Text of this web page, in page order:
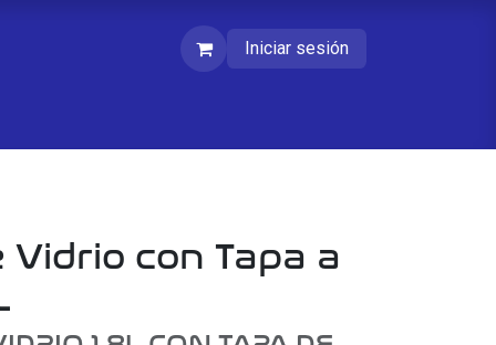
Iniciar sesión
Vidrio con Tapa a